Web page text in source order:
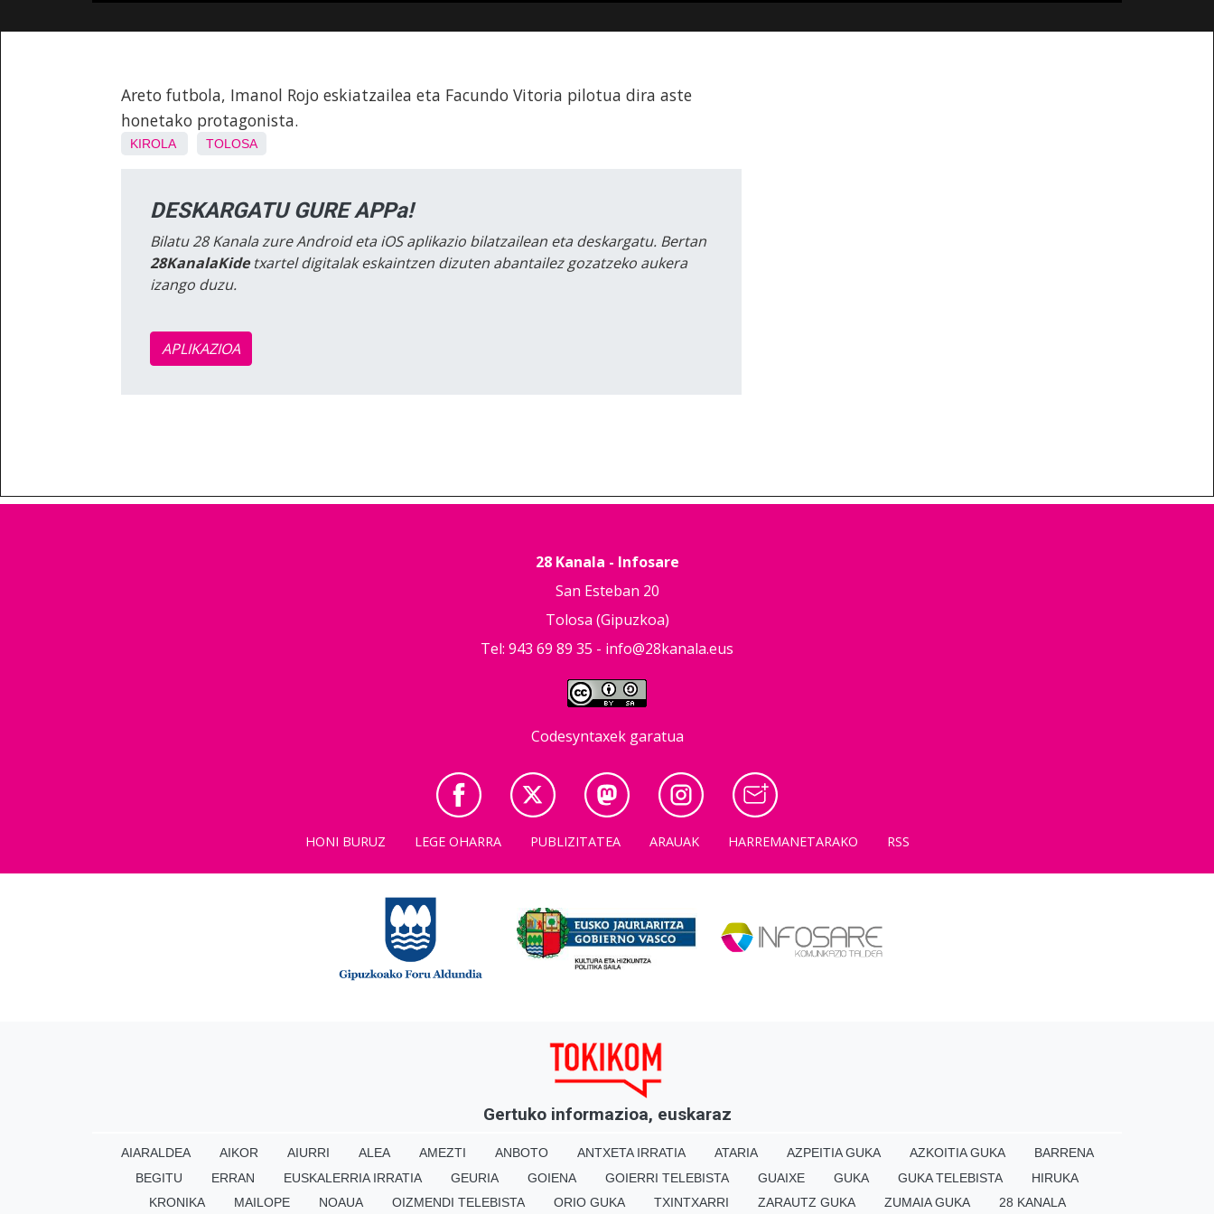
Areto futbola, Imanol Rojo eskiatzailea eta Facundo Vitoria pilotua dira aste
honetako protagonista.
KIROLA TOLOSA
DESKARGATU GURE APPa!
Bilatu 28 Kanala zure Android eta iOS aplikazio bilatzailean eta deskargatu. Bertan
28KanalaKidetxartel digitalak eskaintzen dizuten abantailez gozatzeko aukera
izango duzu.
APLIKAZIOA
28 Kanala - Infosare
San Esteban 20
Tolosa (Gipuzkoa)
Tel: 943 69 89 35 - info@28kanala.eus
Codesyntaxek garatua
HONI BURUZ LEGE OHARRA PUBLIZITATEA ARAUAK HARREMANETARAKO RSS
Gertuko informazioa, euskaraz
AIARALDEA AIKOR AIURRI ALEA AMEZTI ANBOTO ANTXETA IRRATIA ATARIA AZPEITIA GUKA AZKOITIA GUKA
BARRENA
BEGITU
ERRAN EUSKALERRIA IRRATIA GEURIA GOIENA GOIERRI TELEBISTA GUAIXE GUKA GUKA TELEBISTA
HIRUKA
KRONIKA
MAILOPE NOAUA OIZMENDI TELEBISTA ORIO GUKA TXINTXARRI ZARAUTZ GUKA ZUMAIA GUKA 28 KANALA